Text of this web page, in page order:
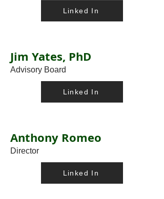
Linked In
Jim Yates, PhD
Advisory Board
Linked In
Anthony Romeo
Director
Linked In